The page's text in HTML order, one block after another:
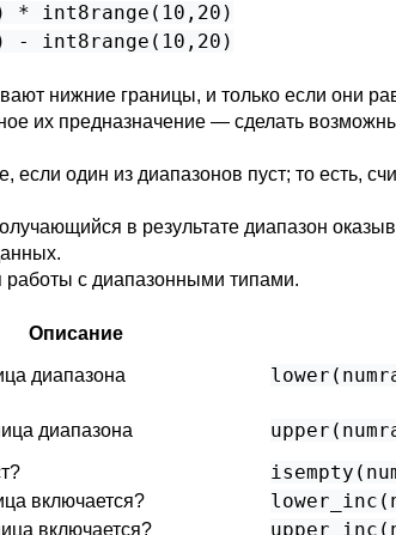
* int8range(10,20)
- int8range(10,20)
нижние границы, и только если они
их предназначение — сделать
один из диапазонов пуст; то есть,
в результате диапазон
с диапазонными типами.
Описание
диапазона
диапазона
включается?
включается?